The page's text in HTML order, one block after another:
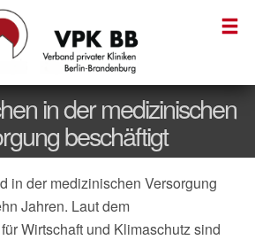
in der medizinischen
beschäftigt
in der medizinischen Versorgung
Jahren. Laut dem
Wirtschaft und Klimaschutz sind